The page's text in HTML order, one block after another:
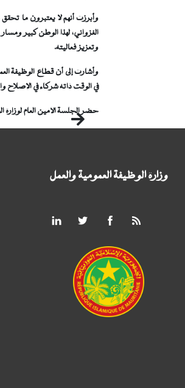
وأبرزت أنهم لا يعتبرون ما
الغزواني، لهذا الوطن كبير
وتعزيز فعاليته.
وأشارت إلى أن قطاع الوظيفة
في الوقت ذاته شركاء في الإصلاح
حضر الجلسة الأمين العام لوزارة
التالي
وزارة الوظيفة العمومية والعمل